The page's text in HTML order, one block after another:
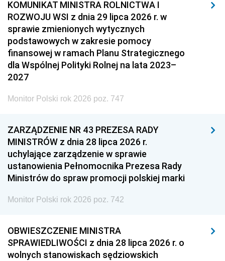
KOMUNIKAT MINISTRA ROLNICTWA I
ROZWOJU WSI z dnia 29 lipca 2026 r. w
sprawie zmienionych wytycznych
podstawowych w zakresie pomocy
finansowej w ramach Planu Strategicznego
dla Wspólnej Polityki Rolnej na lata 2023–
2027
Monitor Polski rok 2026 poz. 747
ZARZĄDZENIE NR 43 PREZESA RADY
MINISTRÓW z dnia 28 lipca 2026 r.
uchylające zarządzenie w sprawie
ustanowienia Pełnomocnika Prezesa Rady
Ministrów do spraw promocji polskiej marki
Monitor Polski rok 2026 poz. 742
OBWIESZCZENIE MINISTRA
SPRAWIEDLIWOŚCI z dnia 28 lipca 2026 r. o
wolnych stanowiskach sędziowskich